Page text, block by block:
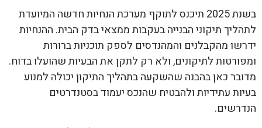
בשנת 2025 תיכנס לתוקף מערכת הנחיות חדשה המיועדת
לתהליך תיקוני הבנייה בעקבות ממצאי בדק הבית. ההנחיות
ידרשו מהקבלנים והמהנדסים לספק תוכניות ברורות
ומפורטות לתיקונים, ולא רק לתקן את הבעיות שהועלו בדוח.
מדובר כאן בהבנה שהשקעה בתהליך התיקון יכולה למנוע
בעיות עתידיות ולהבטיח שהנכס יעמוד בסטנדרטים
הנדרשים.